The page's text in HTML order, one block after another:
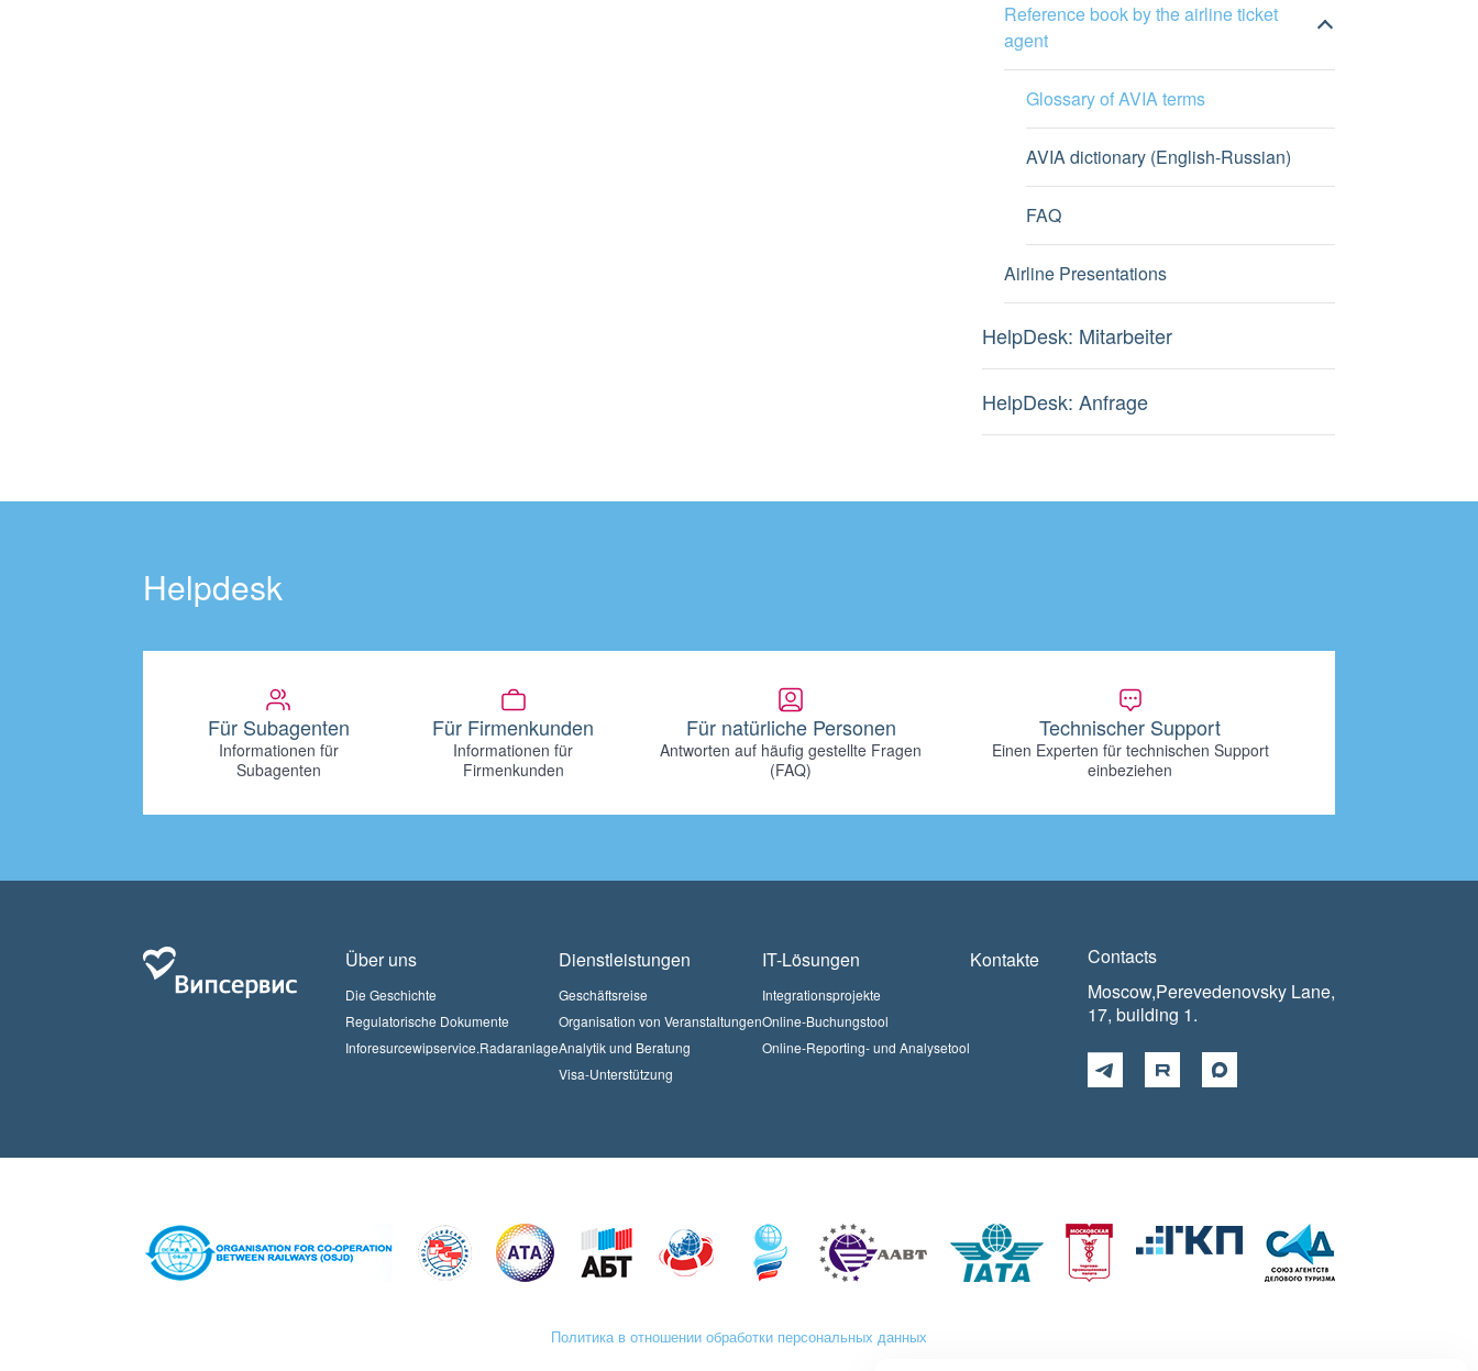
Reference book by the airline ticket
agent
Glossary of AVIA terms
AVIA dictionary (English-Russian)
FAQ
Airline Presentations
HelpDesk: Mitarbeiter
HelpDesk: Anfrage
Helpdesk
Für Subagenten
Informationen für
Subagenten
Für Firmenkunden
Informationen für
Firmenkunden
Für natürliche Personen
Antworten auf häufig gestellte Fragen
(FAQ)
Technischer Support
Einen Experten für technischen Support
einbeziehen
Über uns
Die Geschichte
Regulatorische Dokumente
Inforesurcewipservice.Radaranlage
Dienstleistungen
Geschäftsreise
Organisation von Veranstaltungen
Analytik und Beratung
Visa-Unterstützung
IT-Lösungen
Integrationsprojekte
Online-Buchungstool
Online-Reporting- und Analysetool
Kontakte
Contacts
Moscow,Perevedenovsky Lane,
17, building 1.
Политика в отношении обработки персональных данных